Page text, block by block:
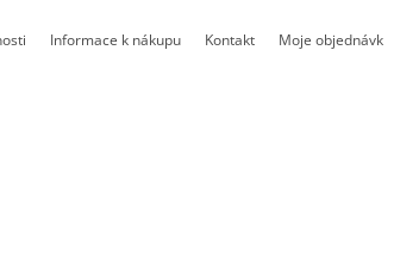
Informace k nákupu Kontakt Moje objednávka